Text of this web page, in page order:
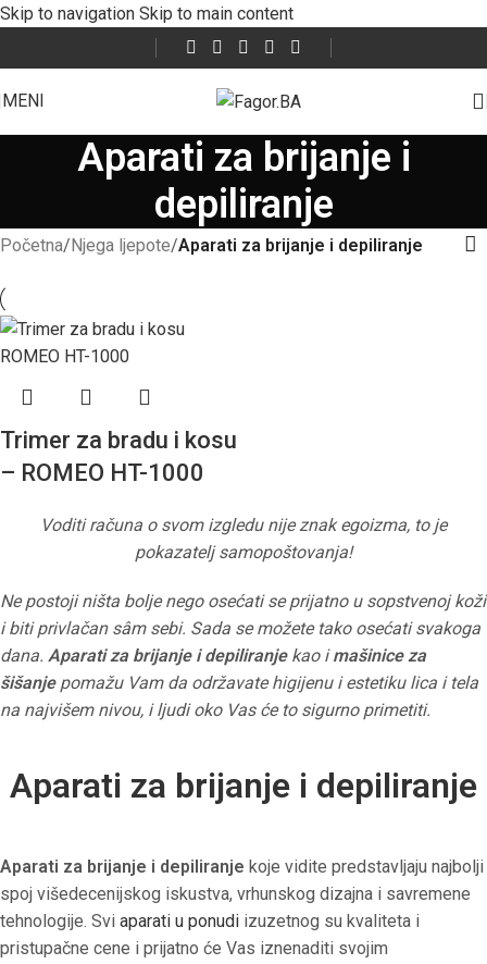
Skip to navigation Skip to main content
MENI
Aparati za brijanje i
depiliranje
Početna/Njega ljepote/Aparati za brijanje i depiliranje
Trimer za bradu i kosu
– ROMEO HT-1000
Voditi računa o svom izgledu nije znak egoizma, to je
pokazatelj samopoštovanja!
Ne postoji ništa bolje nego osećati se prijatno u sopstvenoj koži
i biti privlačan sâm sebi. Sada se možete tako osećati svakoga
dana. Aparati za brijanje i depiliranjekao imašinice za
šišanjepomažu Vam da održavate higijenu i estetiku lica i tela
na najvišem nivou, i ljudi oko Vas će to sigurno primetiti.
Aparati za brijanje i depiliranje
Aparati za brijanje i depiliranje koje vidite predstavljaju najbolji
spoj višedecenijskog iskustva, vrhunskog dizajna i savremene
tehnologije. Svi aparati u ponudi izuzetnog su kvaliteta i
pristupačne cene i prijatno će Vas iznenaditi svojim